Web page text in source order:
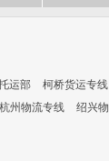
运部
柯桥货运专线
杭州物流专线
绍兴物